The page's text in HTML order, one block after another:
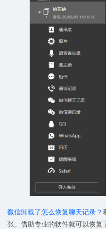
微信卸载了怎么恢复聊天记录？
张。借助专业的软件就可以恢复